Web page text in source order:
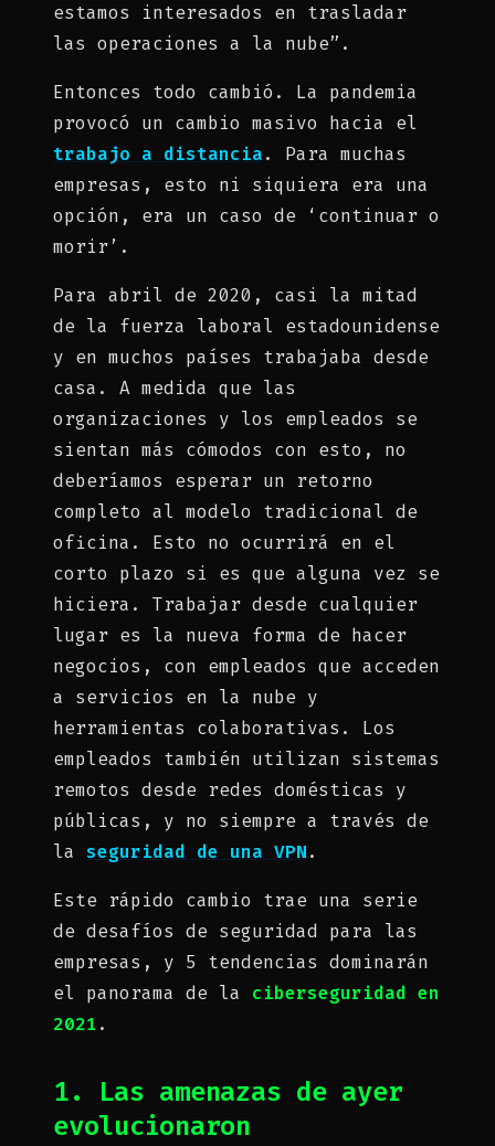
estamos interesados ​​en trasladar
las operaciones a la nube”.
Entonces todo cambió. La pandemia
provocó un cambio masivo hacia el
trabajo a distancia. Para muchas
empresas, esto ni siquiera era una
opción, era un caso de ‘continuar o
morir’.
Para abril de 2020, casi la mitad
de la fuerza laboral estadounidense
y en muchos países trabajaba desde
casa. A medida que las
organizaciones y los empleados se
sientan más cómodos con esto, no
deberíamos esperar un retorno
completo al modelo tradicional de
oficina. Esto no ocurrirá en el
corto plazo si es que alguna vez se
hiciera. Trabajar desde cualquier
lugar es la nueva forma de hacer
negocios, con empleados que acceden
a servicios en la nube y
herramientas colaborativas. Los
empleados también utilizan sistemas
remotos desde redes domésticas y
públicas, y no siempre a través de
la seguridad de una VPN.
Este rápido cambio trae una serie
de desafíos de seguridad para las
empresas, y 5 tendencias dominarán
el panorama de la ciberseguridad en
2021 .
1. Las amenazas de ayer
evolucionaron